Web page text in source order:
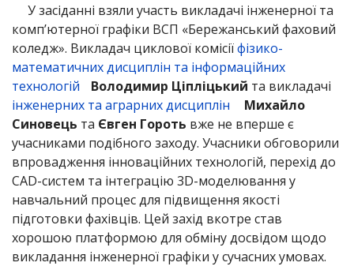
У засіданні взяли участь викладачі інженерної та
комп’ютерної графіки ВСП «Бережанський фаховий
коледж». Викладач циклової комісіїфізико-
математичних дисциплін та інформаційних
технологій
Володимир Ціпліцький та викладачі
інженерних та аграрних дисциплін
Михайло
Синовець та Євген Гороть вже не вперше є
учасниками подібного заходу. Учасники обговорили
впровадження інноваційних технологій, перехід до
CAD-систем та інтеграцію 3D-моделювання у
навчальний процес для підвищення якості
підготовки фахівців. Цей захід вкотре став
хорошою платформою для обміну досвідом щодо
викладання інженерної графіки у сучасних умовах.